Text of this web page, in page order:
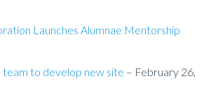
Launches Alumnae Mentorship
team to develop new site – February 26,